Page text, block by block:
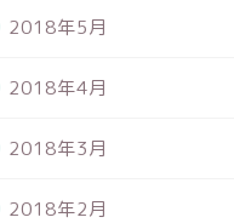
2018年5月
2018年4月
2018年3月
2018年2月